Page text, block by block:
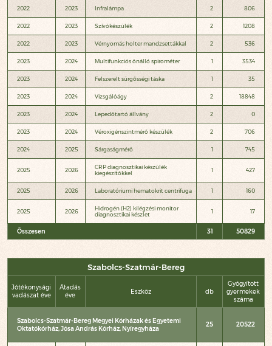
2022 2023 Infralámpa 2 806
2022 2023 Szívókészülék 2 1208
2022 2023 Vérnyomás holter mandzsettákkal 2 536
2023 2024 Multifunkciós önálló spirométer 1 3534
2023 2024 Felszerelt sürgősségi táska 1 35
2023 2024 Vizsgálóágy 2 18848
2023 2024 Lepedőtartó állvány 2 0
2023 2024 Véroxigénszintmérő készülék 2 706
2024 2025 Sárgaságmérő 1 745
2025 2026
CRP diagnosztikai készülék
kiegészítőkkel
1 427
2025 2026 Laboratóriumi hematokrit centrifuga 1 160
2025 2026
Hidrogén (H2) kilégzési monitor
diagnosztikai készlet
1 17
Összesen 31 50829
Szabolcs-Szatmár-Bereg
Jótékonysági
vadászat éve
Átadás
éve
Eszköz db
Gyógyított
gyermekek
száma
Szabolcs-Szatmár-Bereg Megyei Kórházak és Egyetemi
Oktatókórház, Jósa András Kórház, Nyíregyháza
25 20522